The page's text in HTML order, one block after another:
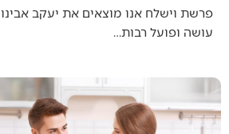
פרשת וישלח אנו מוצאים את יעקב אבינו
עושה ופועל רבות…